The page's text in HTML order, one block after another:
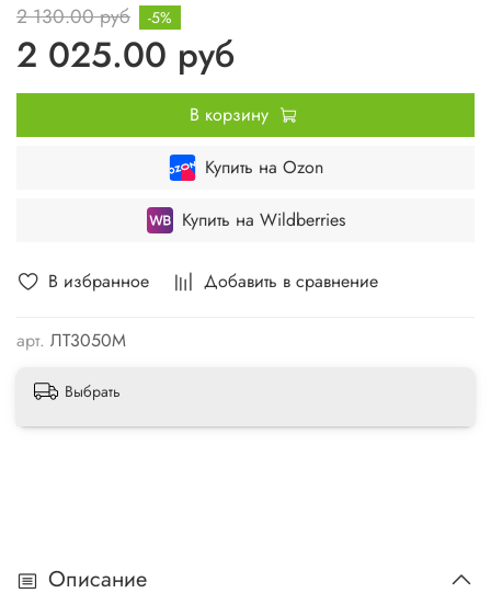
В избранное Добавить в сравнение
арт. ЛТ3050М
2 130.00 руб
2 025.00 руб
-5%
В корзину
Купить на Ozon
Купить на Wildberries
Выбрать
Описание